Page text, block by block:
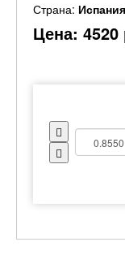
Страна: Испания
Цена: 4520